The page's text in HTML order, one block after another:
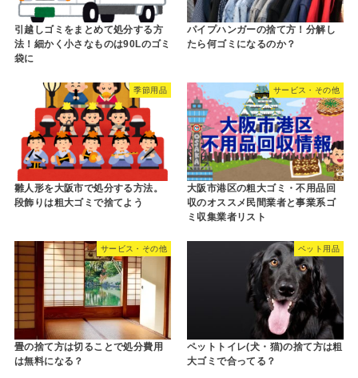
引越しゴミをまとめて処分する方
法！細かく小さなものは90Lのゴミ
袋に
パイプハンガーの捨て方！分解し
たら何ゴミになるのか？
季節用品
雛人形を大阪市で処分する方法。
段飾りは粗大ゴミで捨てよう
サービス・その他
大阪市港区の粗大ゴミ・不用品回
収のオススメ民間業者と事業系ゴ
ミ収集業者リスト
サービス・その他
畳の捨て方は切ることで処分費用
は無料になる？
ペット用品
ペットトイレ(犬・猫)の捨て方は粗
大ゴミで合ってる？